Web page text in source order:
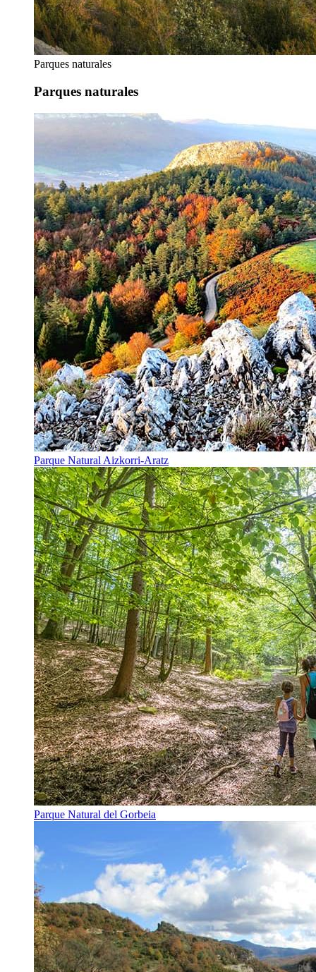
Parques naturales
Parques naturales
Parque Natural Aizkorri-Aratz
Parque Natural del Gorbeia